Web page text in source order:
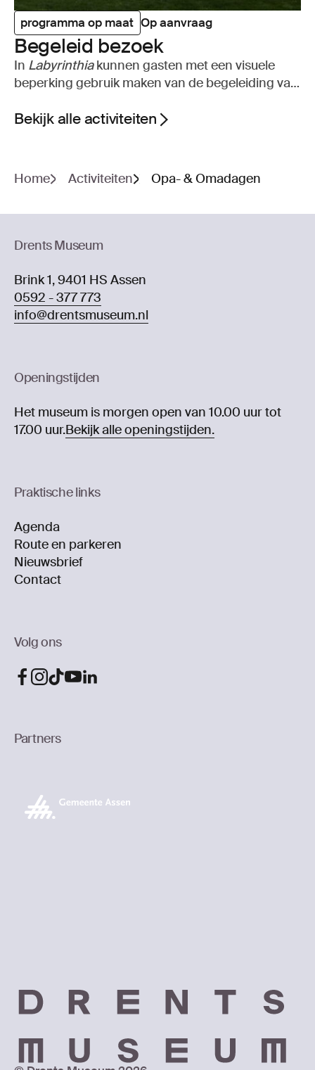
programma op maat Op aanvraag
Bege­leid bezoek
In Labyrinthiakunnen gasten met een visuele
beperking gebruik maken van de begeleiding van
Bekijk alle activiteiten
Home Activiteiten Opa- & Omadagen
Drents Museum
Brink 1, 9401 HS Assen
0592 - 377 773
info@drentsmuseum.nl
Openingstijden
Het museum is morgen open van 10.00 uur tot
17.00 uur.Bekijk alle openingstijden.
Praktische links
Agenda
Route en parkeren
Nieuwsbrief
Contact
Volg ons
Partners